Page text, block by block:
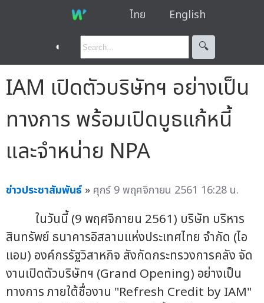
ไทย English
◐ 🔍︎
IAM เปิดตัวบริษัทฯ อย่างเป็น
ทางการ พร้อมเปิดบูธแก้หนี้
และจำหน่าย NPA
ข่าวประชาสัมพันธ์ » ศุกร์ 9 พฤศจิกายน 2561 16:28 น.
ในวันนี้ (9 พฤศจิกายน 2561) บริษัท บริหาร
สินทรัพย์ ธนาคารอิสลามแห่งประเทศไทย จำกัด (ไอ
แอม) องค์กรรัฐวิสาหกิจ สังกัดกระทรวงการคลัง จัด
งานเปิดตัวบริษัทฯ (Grand Opening) อย่างเป็น
ทางการ ภายใต้ชื่องาน "Refresh Credit by IAM"